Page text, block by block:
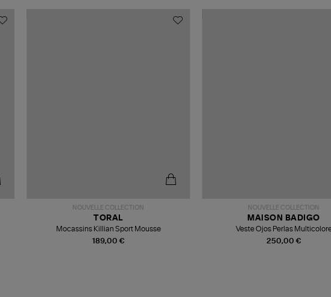
NOUVELLE COLLECTION
189,00 €
TORAL
Mocassins Killian Sport Mousse
NOUVELLE COLLECTION
250,00 €
MAISON BADIGO
Veste Ojos Perlas